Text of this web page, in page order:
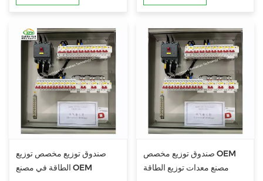
صندوق توزيع مخصص توزيع
الطاقة في مصنع OEM
صندوق توزيع مخصص OEM
مصنع معدات توزيع الطاقة